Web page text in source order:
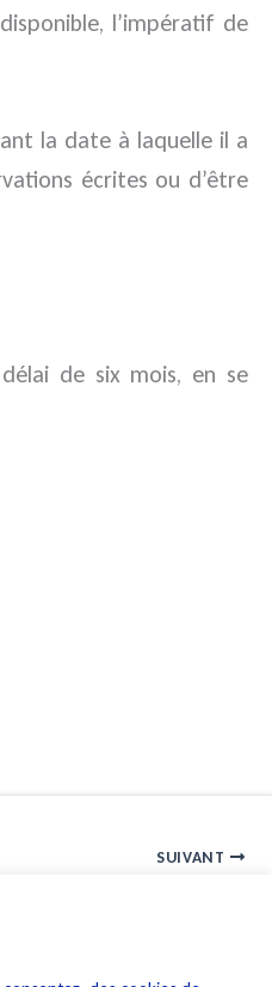
l’impératif de
la date à laquelle il a
écrites ou d’être
de six mois, en se
SUIVANT